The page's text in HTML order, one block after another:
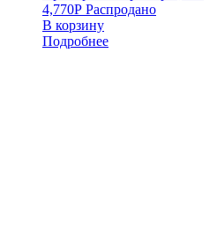
4,770Р Распродано
В корзину
Подробнее